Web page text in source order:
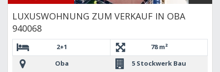
LUXUSWOHNUNG ZUM VERKAUF IN OBA
940068
2+1
78 m²
Oba
5 Stockwerk Bau